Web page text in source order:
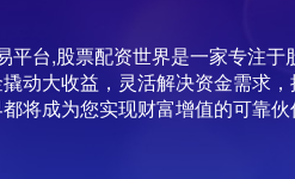
平台,股票配资世界是一家专注
动大收益，灵活解决资金需求
将成为您实现财富增值的可靠